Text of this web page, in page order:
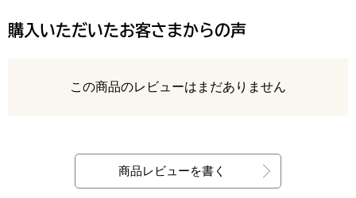
購入いただいたお客さまからの声
レビュー
この商品のレビューはまだありません
商品レビューを書く